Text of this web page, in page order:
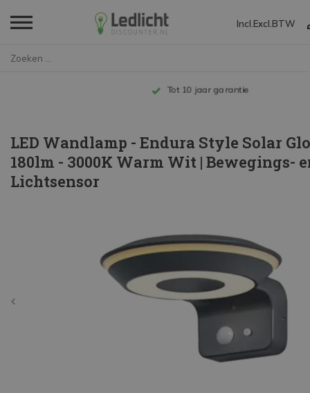
Incl. Excl. BTW
Tot 10 jaar garantie
LED Wandlamp - Endura Style Solar
180lm - 3000K Warm Wit | Bewegings-
Lichtsensor